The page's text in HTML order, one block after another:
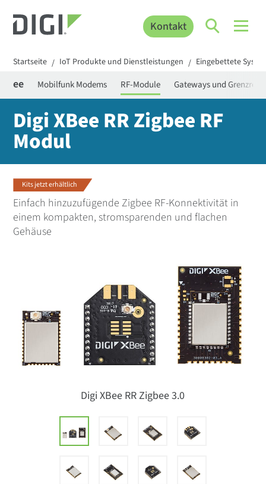
Kontakt
Startseite / IoT Produkte und Dienstleistungen / Eingebettete
Mobilfunk Modems RF-Module Gateways und
Digi XBee RR Zigbee RF
Modul
Kits jetzt erhältlich
Einfach hinzuzufügende Zigbee RF-Konnektivität in
einem kompakten, stromsparenden und flachen
Gehäuse
Digi XBee RR Zigbee 3.0